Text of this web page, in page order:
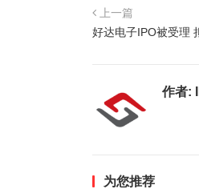
上一篇
好达电子IPO被受理
作者:
为您推荐